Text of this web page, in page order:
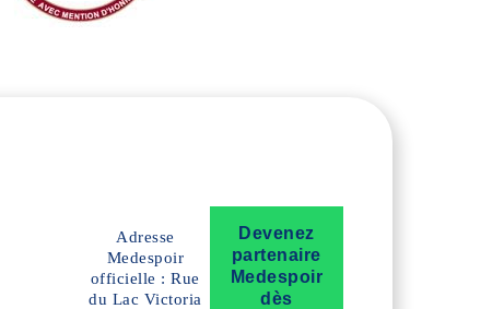
Adresse
Medespoir
officielle : Rue
du Lac Victoria
Devenez
partenaire
Medespoir
dès